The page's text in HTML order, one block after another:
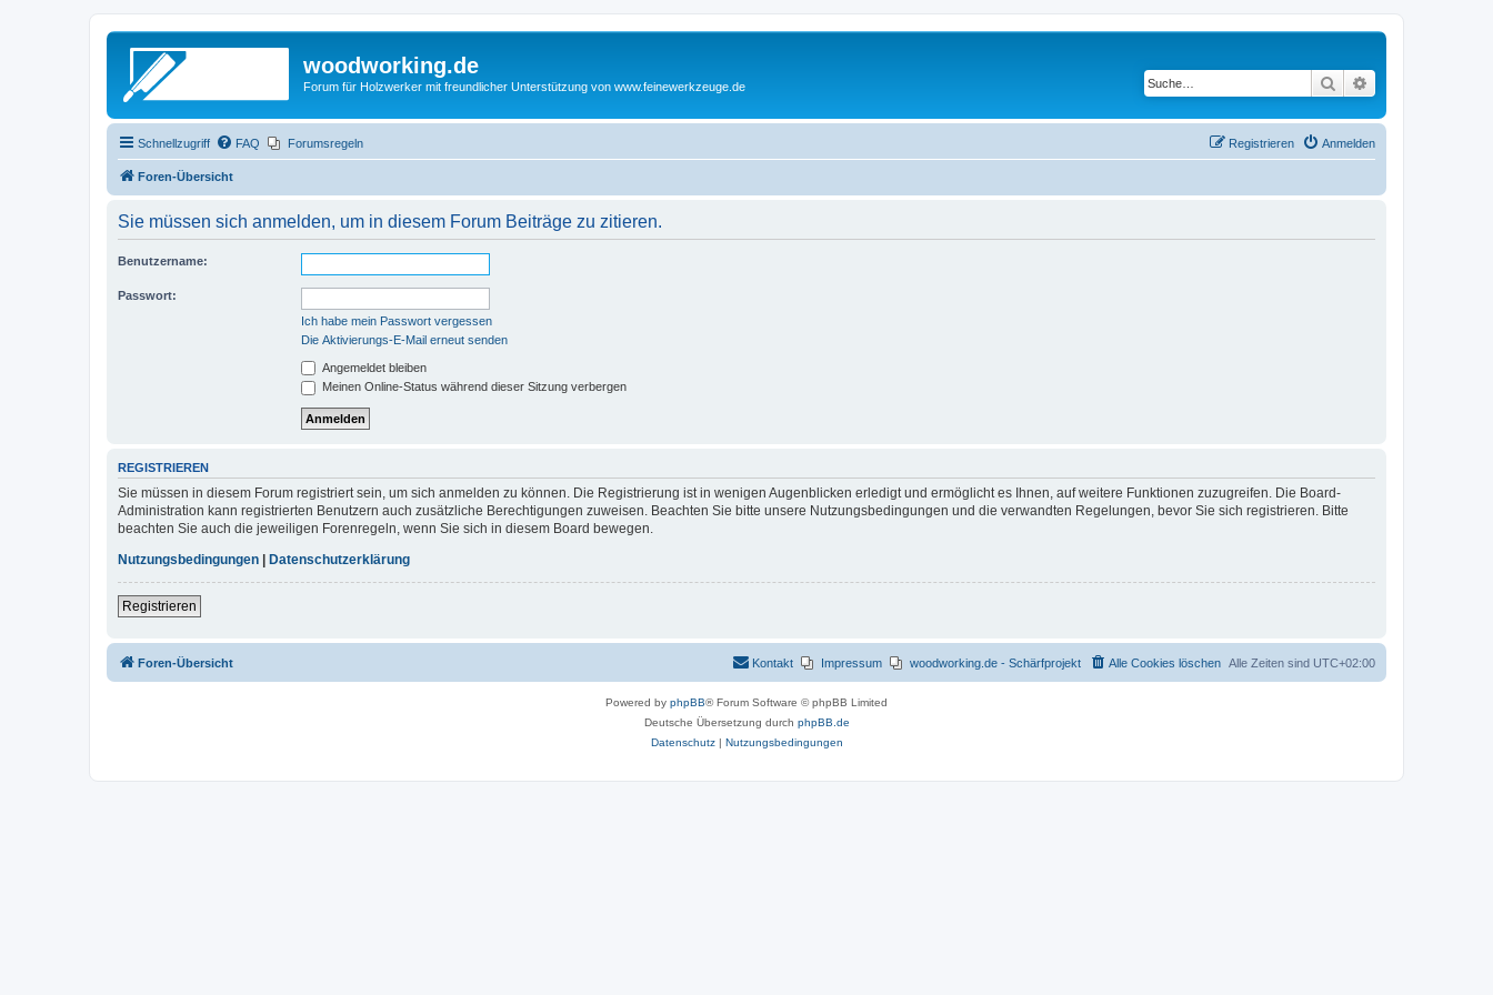
woodworking.de
Forum für Holzwerker mit freundlicher Unterstützung von www.feinewerkzeuge.de Suche
Schnellzugriff FAQ Forumsregeln Anmelden
Registrieren
Foren-Übersicht
Sie müssen sich anmelden, um in diesem Forum Beiträge zu zitieren.
Benutzername:
Passwort:
Ich habe mein Passwort vergessen
Die Aktivierungs-E-Mail erneut senden
Angemeldet bleiben
Meinen Online-Status während dieser Sitzung verbergen
REGISTRIEREN
Sie müssen in diesem Forum registriert sein, um sich anmelden zu können. Die Registrierung ist in wenigen Augenblicken erledigt und ermöglicht es Ihnen, auf weitere Funktionen zuzugreifen. Die Board-
Administration kann registrierten Benutzern auch zusätzliche Berechtigungen zuweisen. Beachten Sie bitte unsere Nutzungsbedingungen und die verwandten Regelungen, bevor Sie sich registrieren. Bitte
beachten Sie auch die jeweiligen Forenregeln, wenn Sie sich in diesem Board bewegen.
Nutzungsbedingungen
Datenschutzerklärung
Registrieren
Foren-Übersicht Alle Zeiten sind UTC+02:00
Alle Cookies löschen
woodworking.de - Schärfprojekt
Impressum
Kontakt
Powered by phpBB® Forum Software © phpBB Limited
Deutsche Übersetzung durch phpBB.de
Datenschutz| Nutzungsbedingungen